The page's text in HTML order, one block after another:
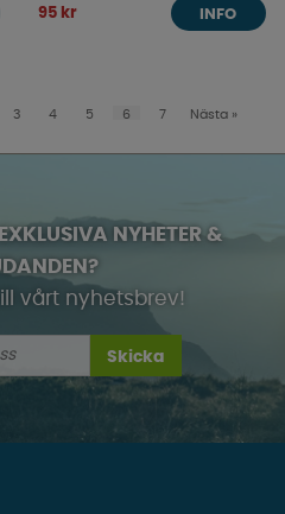
95 kr INFO
3 4 5 6 7 Nästa »
NYHETER &
vårt nyhetsbrev!
Skicka